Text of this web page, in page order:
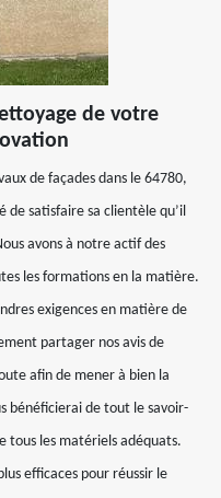
de votre
de façades dans le 64780,
de satisfaire sa clientèle qu’il
avons à notre actif des
les formations en la matière.
exigences en matière de
partager nos avis de
afin de mener à bien la
bénéficierai de tout le savoir-
tous les matériels adéquats.
efficaces pour réussir le